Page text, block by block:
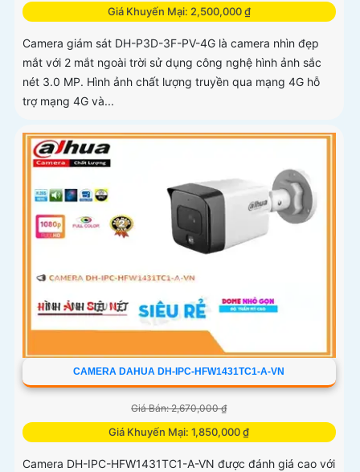
Giá Khuyến Mại: 2,500,000 ₫
Camera giám sát DH-P3D-3F-PV-4G là camera nhìn đẹp
mắt với 2 mắt ngoài trời sử dụng công nghệ hình ảnh sắc
nét 3.0 MP. Hình ảnh chất lượng truyền qua mạng 4G hỗ
trợ mạng 4G và...
CAMERA DAHUA DH-IPC-HFW1431TC1-A-VN
Giá Bán: 2,670,000 ₫
Giá Khuyến Mại: 1,850,000 ₫
Camera DH-IPC-HFW1431TC1-A-VN được đánh giá cao với